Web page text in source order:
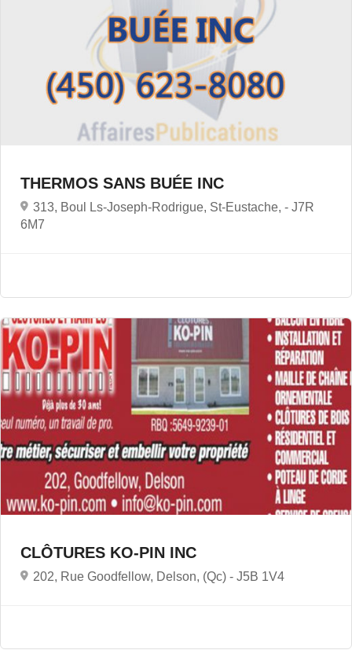
THERMOS SANS BUÉE INC
313, Boul Ls-Joseph-Rodrigue, St-Eustache, - J7R
6M7
CLÔTURES KO-PIN INC
202, Rue Goodfellow, Delson, (Qc) - J5B 1V4